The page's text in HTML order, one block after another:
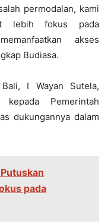
permodalan, kami
lebih fokus pada
akses
Budiasa.
I Wayan Sutela,
Pemerintah
dukungannya dalam
pada